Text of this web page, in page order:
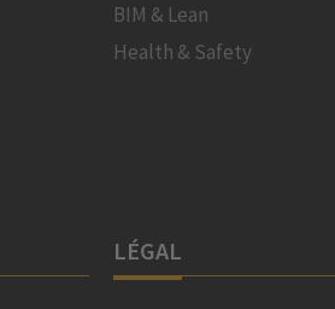
BIM & Lean
Health & Safety
LÉGAL